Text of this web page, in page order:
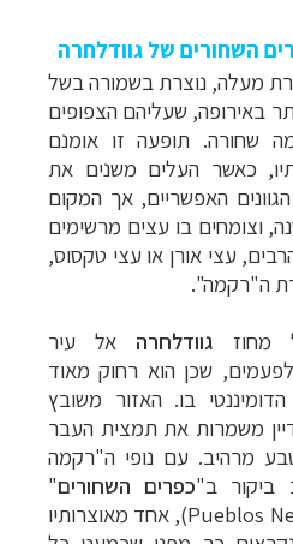
השחורים של גוודלחרה
מעלה, נוצרת בשמורה בשל
באירופה, שעליהם הצפופים
שחורה. תופעה זו אומנם
כאשר העלים משנים את
האפשריים, אך המקום
וצומחים בו עצים מרשימים
עצי אורן או עצי טקסוס,
ה"רקמה".
מחוז גוודלחרה אל עיר
שכן הוא רחוק מאוד
בו. האזור משובץ
משמרות את תמצית העבר
מרהיב. עם נופי ה"רקמה
ביקור ב"כפרים השחורים"
Pueblos), אחד מאוצרותיו